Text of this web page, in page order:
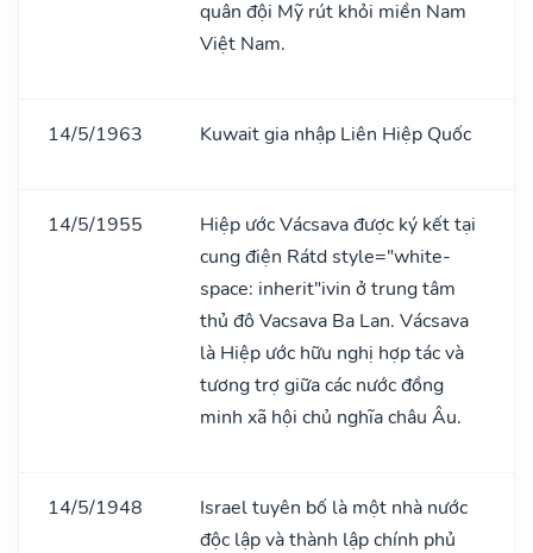
quân đội Mỹ rút khỏi miền Nam
Việt Nam.
14/5/1963 Kuwait gia nhập Liên Hiệp Quốc
14/5/1955
Hiệp ước Vácsava được ký kết tại
cung điện Rátd style="white-
space: inherit"ivin ở trung tâm
thủ đô Vacsava Ba Lan. Vácsava
là Hiệp ước hữu nghị hợp tác và
tương trợ giữa các nước đồng
minh xã hội chủ nghĩa châu Âu.
14/5/1948
Israel tuyên bố là một nhà nước
độc lập và thành lập chính phủ